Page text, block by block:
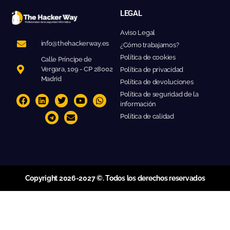
info@thehackerway.es
Calle Príncipe de
Vergara, 109 - CP 28002
Madrid
LEGAL
Aviso Legal
¿Cómo trabajamos?
Política de cookies
Política de privacidad
Política de devoluciones
Política de seguridad de la
información
Política de calidad
Copyright 2026-2027 ©. Todos los derechos reservados